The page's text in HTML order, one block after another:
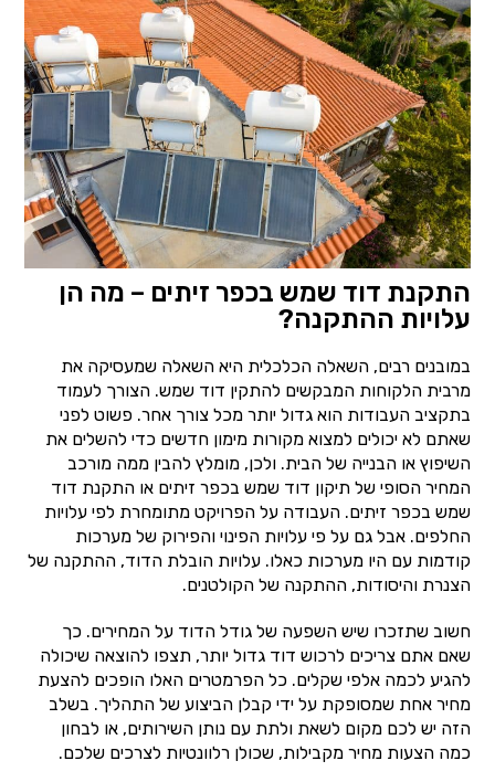
התקנת דוד שמש בכפר זיתים – מה הן
עלויות ההתקנה?
במובנים רבים, השאלה הכלכלית היא השאלה שמעסיקה את
מרבית הלקוחות המבקשים להתקין דוד שמש. הצורך לעמוד
בתקציב העבודות הוא גדול יותר מכל צורך אחר. פשוט לפני
שאתם לא יכולים למצוא מקורות מימון חדשים כדי להשלים את
השיפוץ או הבנייה של הבית. ולכן, מומלץ להבין ממה מורכב
המחיר הסופי של תיקון דוד שמש בכפר זיתים או התקנת דוד
שמש בכפר זיתים. העבודה על הפרויקט מתומחרת לפי עלויות
החלפים. אבל גם על פי עלויות הפינוי והפירוק של מערכות
קודמות עם היו מערכות כאלו. עלויות הובלת הדוד, ההתקנה של
הצנרת והיסודות, ההתקנה של הקולטנים.
חשוב שתזכרו שיש השפעה של גודל הדוד על המחירים. כך
שאם אתם צריכים לרכוש דוד גדול יותר, תצפו להוצאה שיכולה
להגיע לכמה אלפי שקלים. כל הפרמטרים האלו הופכים להצעת
מחיר אחת שמסופקת על ידי קבלן הביצוע של התהליך. בשלב
הזה יש לכם מקום לשאת ולתת עם נותן השירותים, או לבחון
כמה הצעות מחיר מקבילות, שכולן רלוונטיות לצרכים שלכם.